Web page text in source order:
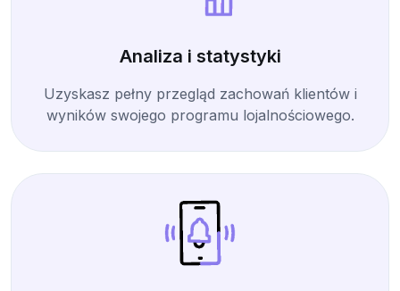
Analiza i statystyki
Uzyskasz pełny przegląd zachowań klientów i
wyników swojego programu lojalnościowego.